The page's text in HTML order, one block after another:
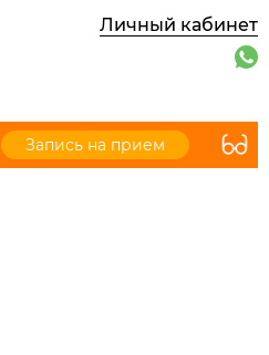
Личный кабинет
Запись на прием